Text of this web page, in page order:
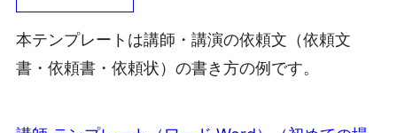
本テンプレートは講師・講演の依頼文（依頼文
書・依頼書・依頼状）の書き方の例です。